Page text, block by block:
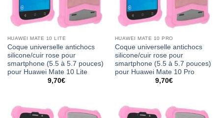
HUAWEI MATE 10 LITE
Coque universelle antichocs
silicone/cuir rose pour
smartphone (5.5 à 5.7 pouces)
pour Huawei Mate 10 Lite
9,70€
HUAWEI MATE 10 PRO
Coque universelle antichocs
silicone/cuir rose pour
smartphone (5.5 à 5.7 pouces)
pour Huawei Mate 10 Pro
9,70€